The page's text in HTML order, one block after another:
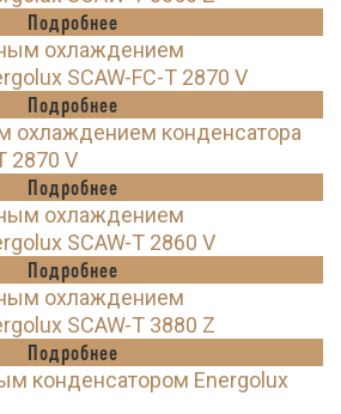
Подробнее
охлаждением
SCAW-FC-T 2870 V
Подробнее
охлаждением конденсатора
2870 V
Подробнее
охлаждением
SCAW-T 2860 V
Подробнее
охлаждением
SCAW-T 3880 Z
Подробнее
конденсатором Energolux